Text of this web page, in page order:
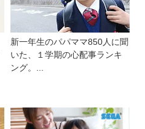
新一年生のパパママ850人に聞
いた、１学期の心配事ランキ
ング。...